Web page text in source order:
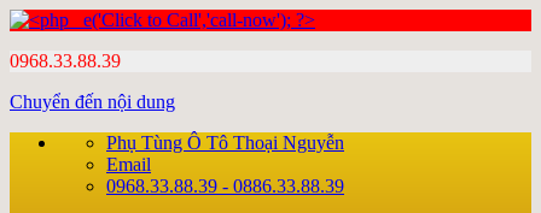
0968.33.88.39
Chuyển đến nội dung
Phụ Tùng Ô Tô Thoại Nguyễn
Email
0968.33.88.39 - 0886.33.88.39